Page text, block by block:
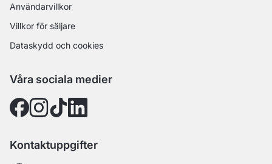
Användarvillkor
Villkor för säljare
Dataskydd och cookies
Våra sociala medier
Kontaktuppgifter